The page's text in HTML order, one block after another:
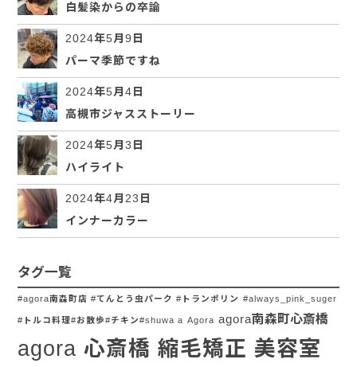
白髪染からの卒論
2024年5月9日
パーマ季節ですね
2024年5月4日
高槻市ジャスストーリー
2024年5月3日
ハイライト
2024年4月23日
インナーカラー
タグ一覧
#agora南森町店 #てんとう虫パーク #トランポリン #always_pink_suger
#トルコ料理#お散歩#チキン#shuwa a Agora agora南森町心斎橋
agora 心斎橋 縮毛矯正 美容室